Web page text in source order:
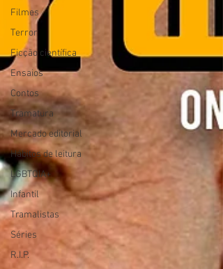
Filmes
Terror
Ficção científica
Ensaios
Contos
Tramatura
Mercado editorial
Hábitos de leitura
LGBTQIA+
Infantil
Tramalistas
Séries
R.I.P.